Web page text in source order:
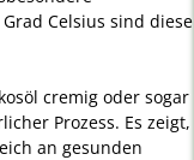
Celsius sind diese
cremig oder sogar
Prozess. Es zeigt,
an gesunden